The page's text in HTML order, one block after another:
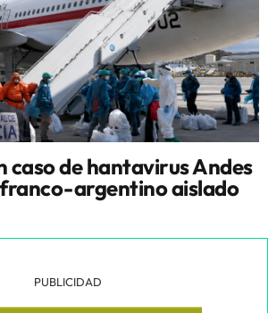
caso de hantavirus Andes
argentino aislado
PUBLICIDAD